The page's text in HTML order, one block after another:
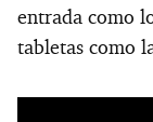
entrada como
tabletas como